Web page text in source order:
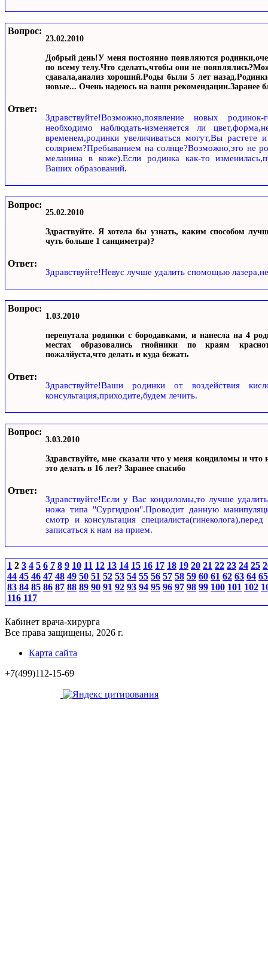
Вопрос:
23.02.2010
Добрый день!У меня постоянно появляются
по всему телу.Что сделать,чтобы они не
сдавала,анализ хороший.Роды были 5 лет
новые... Очень надеюсь на ваши рекомендации.Заранее
Ответ:
Здравствуйте!Возможно,появление новых
необходимо наблюдать-изменяется ли
временем,родинки увеличиваться могут,Вы
солярием?Пребыванием на солнце?Возможно,это не
меланина в коже).Если родинка как-то
Ваших образований.
Вопрос:
25.02.2010
Здраствуйте. Я хотела бы узнать, каким способом
чуть больше 1 санциметра)?
Ответ:
Здравствуйте!Невус лучше удалить спомощью
Вопрос:
1.03.2010
перепутала родинки с бородавками, и нанесла на 4
местах образовались гнойники по краям
пожалйуста,что делать и куда бежать
Ответ:
Здравствуйте!Ваши родинки от воздействия
консультация,приходите,будем лечить.
Вопрос:
3.03.2010
Здравствуйте, мне сказали что у меня кондиломы и
это делать в 16 лет? Заранее спасибо
Ответ:
Здравствуйте!Если у Вас кондиломы,то лучше
ножа типа "Сургидрон".Проводит данную
смотр и консультация
записаться к нам на прием.
1 2 3 4 5 6 7 8 9 10 11 12 13 14 15 16 17 18 19 20 21 22 23 24 25
44 45 46 47 48 49 50 51 52 53 54 55 56 57 58 59 60 61 62 63 64 65
83 84 85 86 87 88 89 90 91 92 93 94 95 96 97 98 99 100 101 102
116 117
Кабинет врача-хирурга
Все права защищены, 2026 г.
Карта сайта
+7(499)112-15-69